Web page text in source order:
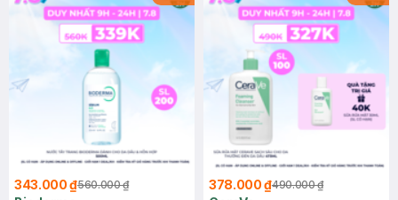
343.000 ₫560.000 ₫ 378.000 ₫490.000 ₫